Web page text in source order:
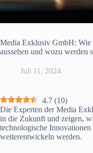
Media Exklusiv GmbH:
aussehen und wozu werden
Juli 11, 2024
4.7 (10)
Die Experten der Media
in die Zukunft und zeigen,
technologische
weiterentwickeln werden.